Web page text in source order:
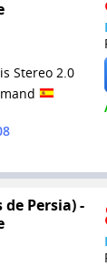
Stereo 2.0
Persia) -